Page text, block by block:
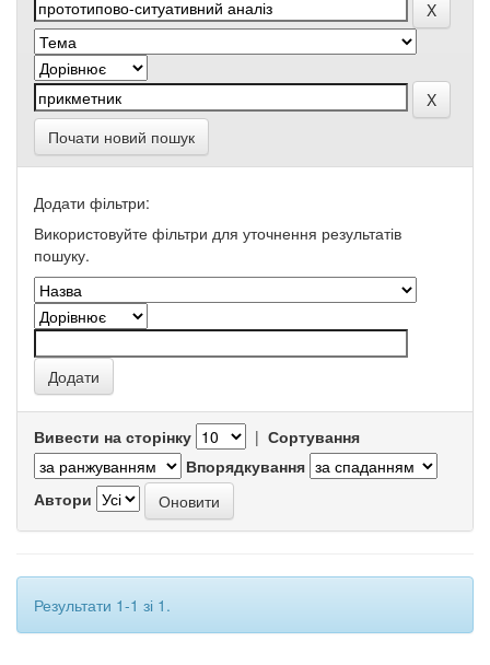
Почати новий пошук
Додати фільтри:
Використовуйте фільтри для уточнення результатів
пошуку.
Вивести на сторінку | Сортування
Впорядкування
Автори
Результати 1-1 зі 1.